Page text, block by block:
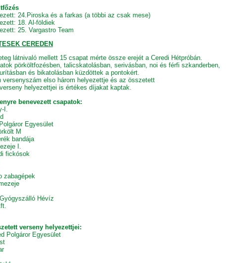
24.Piroska és a farkas (a többi az csak mese)
18. Al-földiek
25. Vargastro Team
CEREDEN
látnivaló mellett 15 csapat mérte össze erejét a Ceredi Hétpróbán.
pörköltfozésben, talicskatolásban, serivásban, noi és férfi szkanderben,
és bikatolásban küzdöttek a pontokért.
versenyszám elso három helyezettje és az összetett
helyezettjei is értékes díjakat kaptak.
benevezett csapatok:
I.
Egyesület
M
bandája
I.
fickósok
zabagépek
Hévíz
verseny helyezettjei:
Polgáror Egyesület